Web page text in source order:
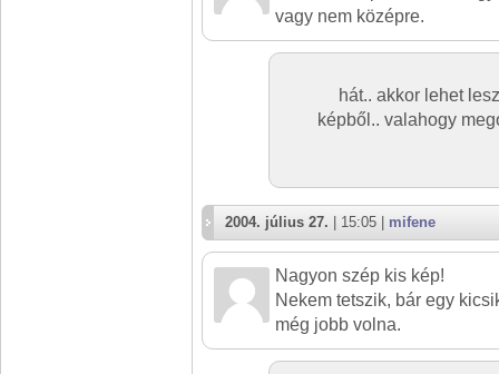
vagy nem középre.
hát.. akkor lehet
képből.. valahogy
2004. július 27. | 15:05 | mifene
Nagyon szép kis kép!
Nekem tetszik, bár egy
még jobb volna.